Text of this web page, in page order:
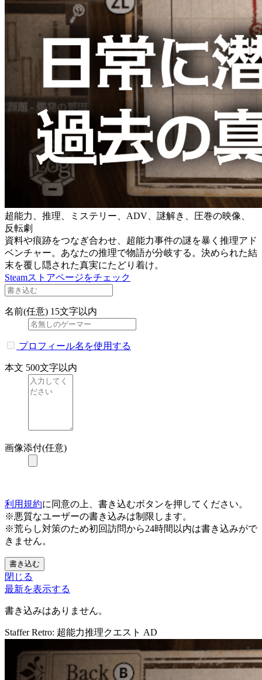
超能力、推理、ミステリー、ADV、謎解き、圧巻の映像、
反転劇
資料や痕跡をつなぎ合わせ、超能力事件の謎を暴く推理アド
ベンチャー。あなたの推理で物語が分岐する。決められた結
末を覆し隠された真実にたどり着け。
Steamストアページをチェック
名前(任意) 15文字以内
プロフィール名を使用する
本文 500文字以内
画像添付(任意)
利用規約に同意の上、書き込むボタンを押してください。
※悪質なユーザーの書き込みは制限します。
※荒らし対策のため初回訪問から24時間以内は書き込みがで
きません。
書き込む
閉じる
最新を表示する
書き込みはありません。
Staffer Retro: 超能力推理クエスト AD